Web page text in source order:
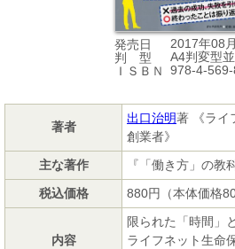
発売日
2017年08
判 型
A4判変型
ＩＳＢＮ
978-4-
著者
出口治明著 《ライ
創業者》
主な著作
『「働き方」の教
税込価格
880円（本体価格
内容
限られた「時間」
ライフネット生命